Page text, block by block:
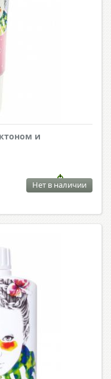
и
Нет в наличии